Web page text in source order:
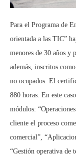
Para el Programa de
orientada a las TIC”
menores de 30 años y
además, inscritos
no ocupados. El
880 horas. En este
módulos:
cliente el proceso
comercial”,
“Gestión operativa de